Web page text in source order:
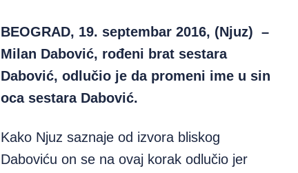
BEOGRAD, 19. septembar 2016, (Njuz) –
Milan Dabović, rođeni brat sestara
Dabović, odlučio je da promeni ime u sin
oca sestara Dabović.
Kako Njuz saznaje od izvora bliskog
Daboviću on se na ovaj korak odlučio jer